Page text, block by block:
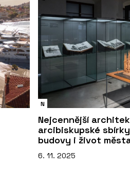
N
Nejcennější
arcibiskupské
budovy i život
6. 11. 2025